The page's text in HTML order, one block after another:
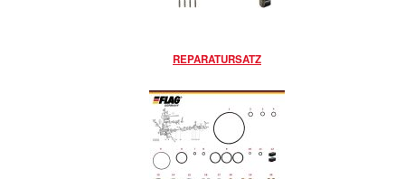
REPARATURSATZ